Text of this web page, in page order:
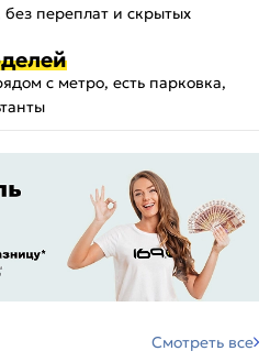
переплат и скрытых
с метро, есть парковка,
Смотреть все